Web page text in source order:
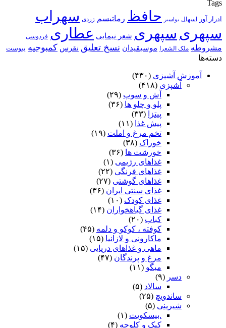
Tags
ادرار آور اسهال بواسیر حافظ رماتیسم زردی سهراب
سپهری سپهری شعر نیمایی عطاری فردوسی
مشروطه ملک الشعرا موسیقیدان نسخ تعلیق نقرس کمبوجیه یبوست
دسته‌ها
آموزش آشپزی (۴۳۰)
آشپزی (۴۱۸)
آش و سوپ (۲۹)
پلو و چلو ها (۳۶)
پیتزا
(۳۳)
پیش غذا (۱۱)
تخم مرغ و املت (۱۹)
خوراک (۳۸)
خورشت ها (۳۶)
غذاهای رژیمی (۱)
غذاهای فرنگی (۲۲)
غذاهای گوشتی (۲۷)
غذای سنتی ایران (۳۶)
غذای کودک (۱۰)
غذای گیاهخواران (۱۴)
کباب (۲۰)
کوفته ، کوکو و دلمه (۴۵)
ماکارونی و لازانیا (۱۵)
ماهی و غذاهای دریایی (۱۵)
مرغ و پرندگان (۴۷)
میگو (۱۱)
دسر (۹)
سالاد (۵)
ساندویچ (۲۵)
شیرینی (۵)
.بیسکویت (۱)
کیک و کلوچه (۴)